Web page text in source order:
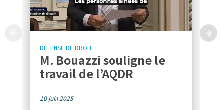
DÉFENSE DE DROIT
M. Bouazzi souligne le
travail de l’AQDR
10 juin 2025